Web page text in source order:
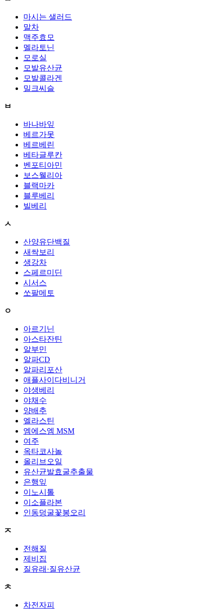
마시는 샐러드
말차
맥주효모
멜라토닌
모로실
모발유산균
모발콜라겐
밀크씨슬
ㅂ
바나바잎
베르가못
베르베린
베타글루칸
벤포티아민
보스웰리아
블랙마카
블루베리
빌베리
ㅅ
산양유단백질
새싹보리
생강차
스페르미딘
시서스
쏘팔메토
ㅇ
아르기닌
아스타잔틴
알부민
알파CD
알파리포산
애플사이다비니거
야생베리
야채수
양배추
엘라스틴
엠에스엠 MSM
여주
옥타코사놀
올리브오일
유산균발효굴추출물
은행잎
이노시톨
이소플라본
인동덩굴꽃봉오리
ㅈ
전해질
제비집
질유래·질유산균
ㅊ
차전자피